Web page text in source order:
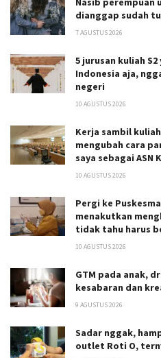
dianggap sudah
7 AGUSTUS 2026
5 jurusan kuliah
Indonesia aja,
negeri
10 AGUSTUS 2026
Kerja sambil
mengubah cara
saya sebagai ASN
10 AGUSTUS 2026
Pergi ke
menakutkan
tidak tahu harus
10 AGUSTUS 2026
GTM pada anak,
kesabaran dan
9 AGUSTUS 2026
Sadar nggak,
outlet Roti O,